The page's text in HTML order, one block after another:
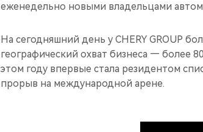
еженедельно новыми владельцами
На сегодняшний день у CHERY GROUP
географический охват бизнеса — более
этом году впервые стала резидентом
прорыв на международной арене.